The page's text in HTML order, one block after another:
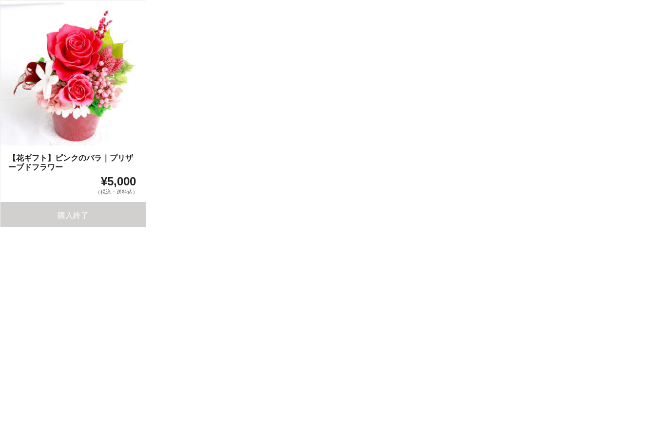
【花ギフト】ピンクのバラ｜プリザ
ーブドフラワー
¥5,000
（税込・送料込）
購入終了